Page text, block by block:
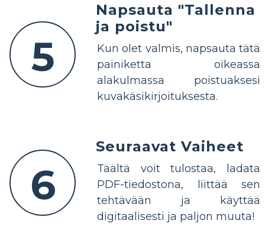
5
Napsauta "Tallenna
ja poistu"
Kun olet valmis, napsauta tätä
painiketta oikeassa
alakulmassa poistuaksesi
kuvakäsikirjoituksesta.
6
Seuraavat Vaiheet
Täältä voit tulostaa, ladata
PDF-tiedostona, liittää sen
tehtävään ja käyttää
digitaalisesti ja paljon muuta!